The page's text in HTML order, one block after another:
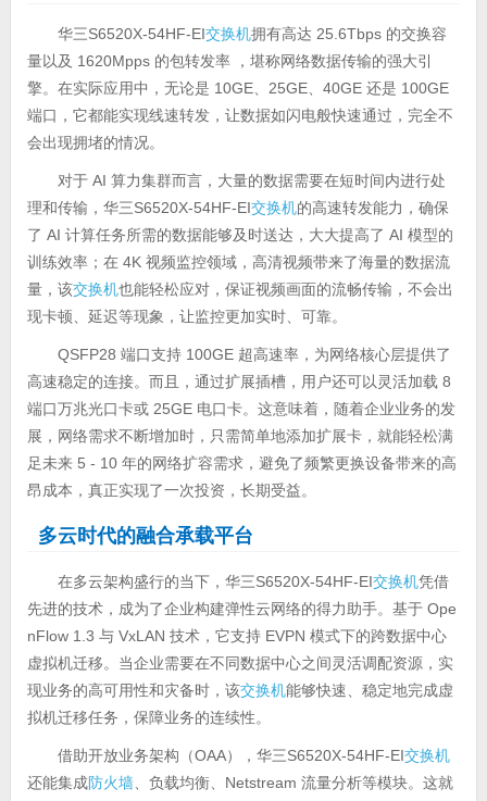
华三S6520X-54HF-EI交换机拥有高达 25.6Tbps 的交换容
量以及 1620Mpps 的包转发率 ，堪称网络数据传输的强大引
擎。在实际应用中，无论是 10GE、25GE、40GE 还是 100GE
端口，它都能实现线速转发，让数据如闪电般快速通过，完全不
会出现拥堵的情况。
对于 AI 算力集群而言，大量的数据需要在短时间内进行处
理和传输，华三S6520X-54HF-EI交换机的高速转发能力，确保
了 AI 计算任务所需的数据能够及时送达，大大提高了 AI 模型的
训练效率；在 4K 视频监控领域，高清视频带来了海量的数据流
量，该交换机也能轻松应对，保证视频画面的流畅传输，不会出
现卡顿、延迟等现象，让监控更加实时、可靠。
QSFP28 端口支持 100GE 超高速率，为网络核心层提供了
高速稳定的连接。而且，通过扩展插槽，用户还可以灵活加载 8
端口万兆光口卡或 25GE 电口卡。这意味着，随着企业业务的发
展，网络需求不断增加时，只需简单地添加扩展卡，就能轻松满
足未来 5 - 10 年的网络扩容需求，避免了频繁更换设备带来的高
昂成本，真正实现了一次投资，长期受益。
多云时代的融合承载平台
在多云架构盛行的当下，华三S6520X-54HF-EI交换机凭借
先进的技术，成为了企业构建弹性云网络的得力助手。基于 Ope
nFlow 1.3 与 VxLAN 技术，它支持 EVPN 模式下的跨数据中心
虚拟机迁移。当企业需要在不同数据中心之间灵活调配资源，实
现业务的高可用性和灾备时，该交换机能够快速、稳定地完成虚
拟机迁移任务，保障业务的连续性。
借助开放业务架构（OAA），华三S6520X-54HF-EI交换机
还能集成防火墙、负载均衡、Netstream 流量分析等模块。这就